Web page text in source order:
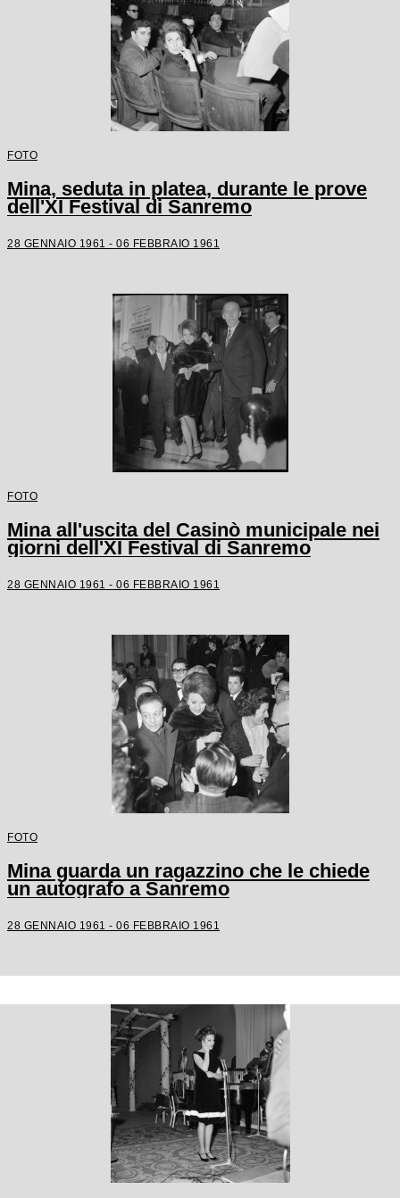
FOTO
Mina, seduta in platea, durante le prove
dell'XI Festival di Sanremo
28 GENNAIO 1961 - 06 FEBBRAIO 1961
FOTO
Mina all'uscita del Casinò municipale nei
giorni dell'XI Festival di Sanremo
28 GENNAIO 1961 - 06 FEBBRAIO 1961
FOTO
Mina guarda un ragazzino che le chiede
un autografo a Sanremo
28 GENNAIO 1961 - 06 FEBBRAIO 1961